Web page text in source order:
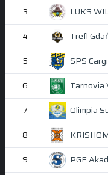
3 LUKS
4 Trefl
5 SPS
6 Tarnovia
7 Olimpia
8
9 PGE